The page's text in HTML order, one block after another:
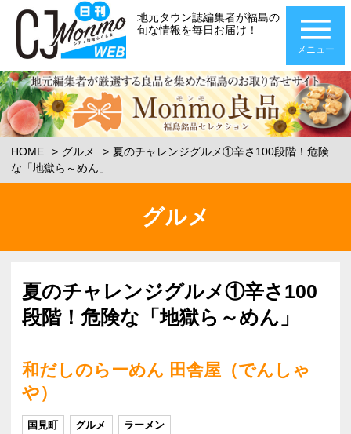
地元タウン誌編集者が福島の
旬な情報を毎日お届け！
メニュー
HOME グルメ
夏のチャレンジグルメ①辛さ100段階！危険
な「地獄ら～めん」
グルメ
夏のチャレンジグルメ①辛さ100
段階！危険な「地獄ら～めん」
和だしのらーめん 田舎屋（でんしゃ
や）
国見町 グルメ ラーメン